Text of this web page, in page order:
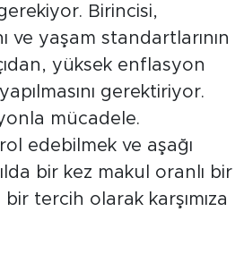
Birincisi,
ve yaşam standartlarının
yüksek enflasyon
gerektiriyor.
mücadele.
edebilmek ve aşağı
bir kez makul oranlı bir
tercih olarak karşımıza